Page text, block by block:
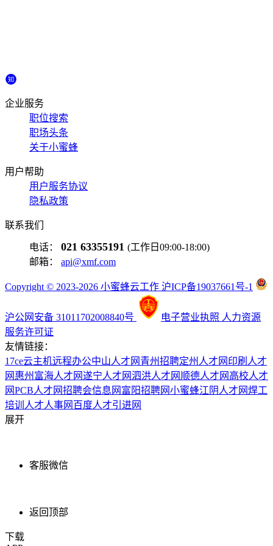
企业服务
职位搜索
职场头条
关于小蜜蜂
用户帮助
用户服务协议
隐私政策
联系我们
电话： 021 63355191 (工作日09:00-18:00)
邮箱： api@xmf.com
Copyright © 2023-2026 小蜜蜂云工作 沪ICP备19037661号-1
沪公网安备 31011702008840号 电子营业执照 人力资源
服务许可证
友情链接：
17ce云主机远程办公中山人才网 青州招聘定州人才网 印刷人才
网 惠州富海人才网遂宁人才网泗洪人才网 顺德人才网 高校人才
网PCB人才网招聘会信息网 富阳招聘网小蜜蜂江阴人才网焊工
培训 人才人事网 百度人才引进网
展开
客服微信
返回顶部
下载